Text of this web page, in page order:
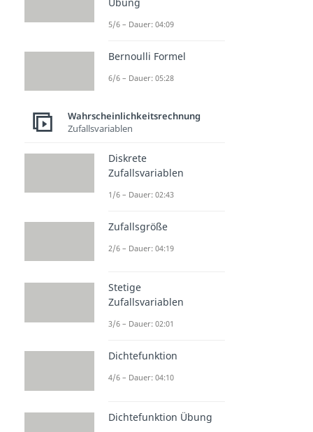
5/6 – Dauer: 04:09
Bernoulli Formel
6/6 – Dauer: 05:28
Wahrscheinlichkeitsrechnung
Zufallsvariablen
Diskrete
Zufallsvariablen
1/6 – Dauer: 02:43
Zufallsgröße
2/6 – Dauer: 04:19
Stetige
Zufallsvariablen
3/6 – Dauer: 02:01
Dichtefunktion
4/6 – Dauer: 04:10
Dichtefunktion Übung